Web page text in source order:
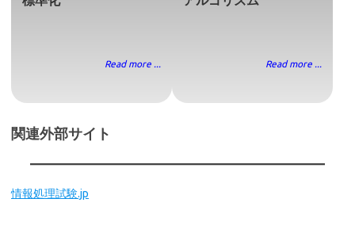
Read more ... Read more ...
関連外部サイト
情報処理試験.jp